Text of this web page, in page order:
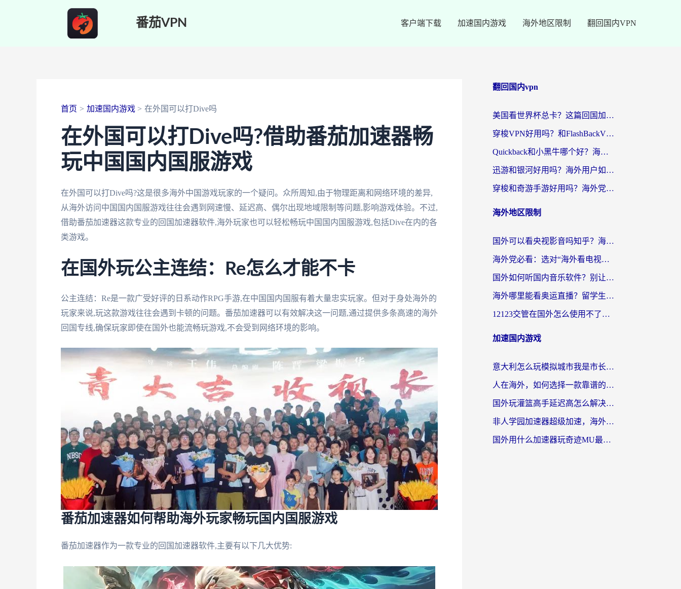
番茄VPN 客户端下载 加速国内游戏 海外地区限制 翻回国内VPN
首页 加速国内游戏 在外国可以打Dive吗
在外国可以打Dive吗?借助番茄加速器畅
玩中国国内国服游戏
在外国可以打Dive吗?这是很多海外中国游戏玩家的一个疑问。众所周知,由于物理距离和网络环境的差异,
从海外访问中国国内国服游戏往往会遇到网速慢、延迟高、偶尔出现地域限制等问题,影响游戏体验。不过,
借助番茄加速器这款专业的回国加速器软件,海外玩家也可以轻松畅玩中国国内国服游戏,包括Dive在内的各
类游戏。
在国外玩公主连结：Re怎么才能不卡
公主连结：Re是一款广受好评的日系动作RPG手游,在中国国内国服有着大量忠实玩家。但对于身处海外的
玩家来说,玩这款游戏往往会遇到卡顿的问题。番茄加速器可以有效解决这一问题,通过提供多条高速的海外
回国专线,确保玩家即使在国外也能流畅玩游戏,不会受到网络环境的影响。
番茄加速器如何帮助海外玩家畅玩国内国服游戏
番茄加速器作为一款专业的回国加速器软件,主要有以下几大优势:
翻回国内vpn
美国看世界杯总卡？这篇回国加速器指南帮你无缝刷国内资源（附苹果手机VPN设置步骤）
穿梭VPN好用吗？和FlashBackVPN对比哪个回国效果更好？
Quickback和小黑牛哪个好？海外党亲测指南，选对回国加速器秒回国内
迅游和银河好用吗？海外用户如何选择回国加速器实现无缝访问国内资源
穿梭和奇游手游好用吗？海外党亲测3款回国加速器，附蜜蜂加速器七天试用攻略
海外地区限制
国外可以看央视影音吗知乎？海外党亲测有效的回国加速方案
海外党必看：选对“海外看电视剧软件”，再也不用愁国内剧刷不了
国外如何听国内音乐软件？别让地域限制，断了你的中文歌单
海外哪里能看奥运直播？留学生&海外华人必看的体育赛事观赛终极指南
12123交管在国外怎么使用不了？海外华人必看的无缝访问国内资源指南
加速国内游戏
意大利怎么玩模拟城市我是市长？海外党国服游戏加速终极攻略（附三国3量子特攻解决办法）
人在海外，如何选择一款靠谱的玩剑灵2加速器？
国外玩灌篮高手延迟高怎么解决？海外玩家国服游戏加速终极指南
非人学园加速器超级加速，海外玩家重返国服的通行证
国外用什么加速器玩奇迹MU最好？2026海外玩家国服游戏加速全攻略